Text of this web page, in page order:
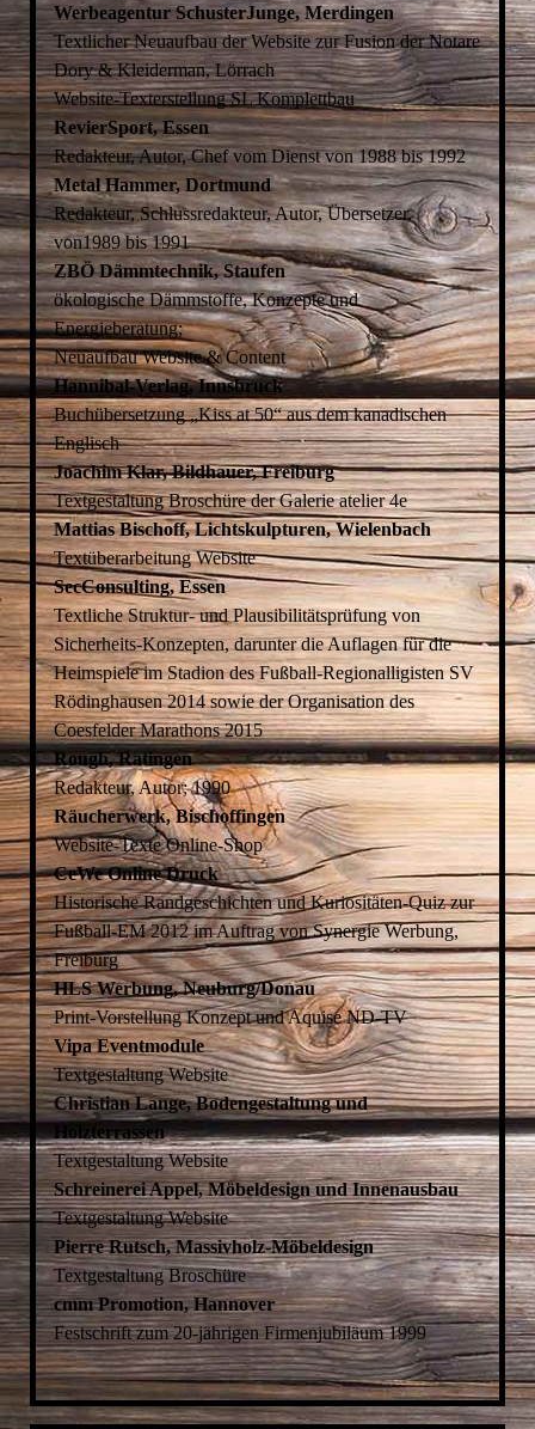
Werbeagentur SchusterJunge, Merdingen
Textlicher Neuaufbau der Website zur Fusion der Notare
Dory & Kleiderman, Lörrach
Website-Texterstellung SL Komplettbau
RevierSport, Essen
Redakteur, Autor, Chef vom Dienst von 1988 bis 1992
Metal Hammer, Dortmund
Redakteur, Schlussredakteur, Autor, Übersetzer,
von1989 bis 1991
ZBÖ Dämmtechnik, Staufen
ökologische Dämmstoffe, Konzepte und
Energieberatung;
Neuaufbau Website & Content
Hannibal-Verlag, Innsbruck
Buchübersetzung „Kiss at 50“ aus dem kanadischen
Englisch
Joachim Klar, Bildhauer, Freiburg
Textgestaltung Broschüre der Galerie atelier 4e
Mattias Bischoff, Lichtskulpturen, Wielenbach
Textüberarbeitung Website
SecConsulting, Essen
Textliche Struktur- und Plausibilitätsprüfung von
Sicherheits-Konzepten, darunter die Auflagen für die
Heimspiele im Stadion des Fußball-Regionalligisten SV
Rödinghausen 2014 sowie der Organisation des
Coesfelder Marathons 2015
Rough, Ratingen
Redakteur, Autor; 1990
Räucherwerk, Bischoffingen
Website-Texte Online-Shop
CeWe Online Druck
Historische Randgeschichten und Kuriositäten-Quiz zur
Fußball-EM 2012 im Auftrag von Synergie Werbung,
Freiburg
HLS Werbung, Neuburg/Donau
Print-Vorstellung Konzept und Aquise ND-TV
Vipa Eventmodule
Textgestaltung Website
Christian Lange, Bodengestaltung und
Holzterrassen
Textgestaltung Website
Schreinerei Appel, Möbeldesign und Innenausbau
Textgestaltung Website
Pierre Rutsch, Massivholz-Möbeldesign
Textgestaltung Broschüre
cmm Promotion, Hannover
Festschrift zum 20-jährigen Firmenjubiläum 1999